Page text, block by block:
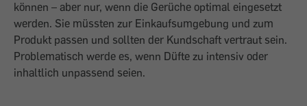
können – aber nur, wenn die Gerüche optimal eingesetzt
werden. Sie müssten zur Einkaufsumgebung und zum
Produkt passen und sollten der Kundschaft vertraut sein.
Problematisch werde es, wenn Düfte zu intensiv oder
inhaltlich unpassend seien.